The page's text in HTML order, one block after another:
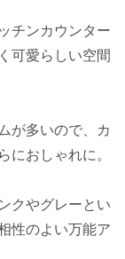
チンカウンター
可愛らしい空間
が多いので、カ
におしゃれに。
クやグレーとい
性のよい万能ア